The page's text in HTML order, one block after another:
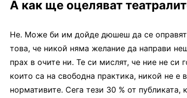
А как ще оцеляват
Не. Може би им дойде дюшеш да се оправят
това, че никой няма желание да направи
прах в очите ни. Те си мислят, че ние не си
които са на свободна практика, никой не
нормативите. Сега тези 30 % от публиката,